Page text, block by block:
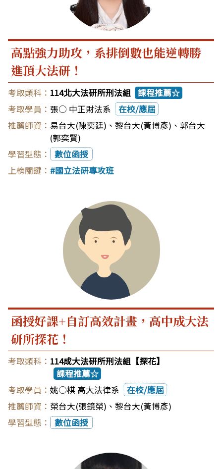
高點強力助攻，系排倒數也能逆轉勝
進頂大法研！
114北大法研所刑法組 課程推薦☆
張○ 中正財法系
在校/應屆
易台大(陳奕廷) 、 黎台大(黃博彥) 、 郭台大
(郭奕賢)
數位函授
國立法研專攻班
函授好課+自訂高效計畫，高中成大法
研所探花！
114成大法研所刑法組【探花】
課程推薦☆
姚○棋 高大法律系
在校/應屆
榮台大(張鏡榮) 、 黎台大(黃博彥)
數位函授